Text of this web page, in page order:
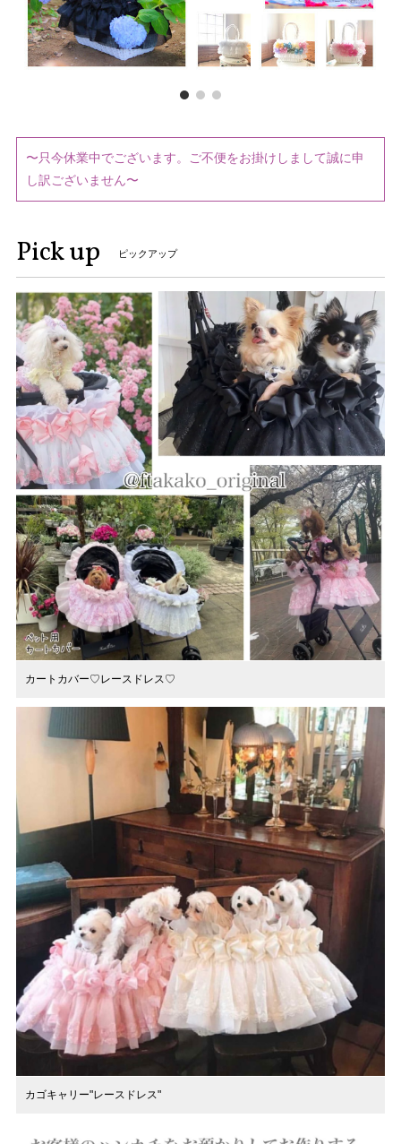
〜只今休業中でございます。ご不便をお掛けしまして誠に申
し訳ございません〜
Pick up ピックアップ
カートカバー♡レースドレス♡
カゴキャリー"レースドレス"